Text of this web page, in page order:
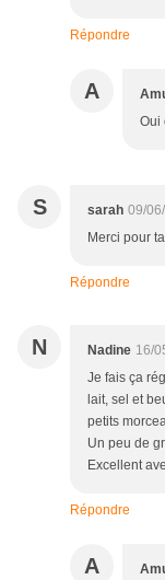
Répondre
A
Oui
S sarah 09/
Merci pour
Répondre
N Nadine 16/
Je fais ça
lait, sel et
petits
Un peu de
Excellent
Répondre
A